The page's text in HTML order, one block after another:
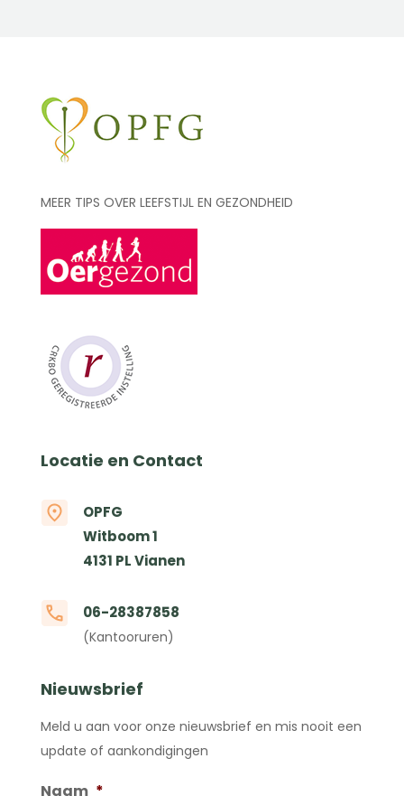
MEER TIPS OVER LEEFSTIJL EN GEZONDHEID
Locatie en Contact
OPFG
Witboom 1
4131 PL Vianen
06-28387858
(Kantooruren)
Nieuwsbrief
Meld u aan voor onze nieuwsbrief en mis nooit een
update of aankondigingen
Naam *